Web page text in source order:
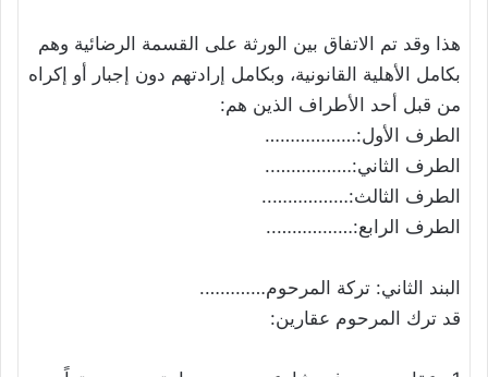
هذا وقد تم الاتفاق بين الورثة على القسمة الرضائية وهم
بكامل الأهلية القانونية، وبكامل إرادتهم دون إجبار أو إكراه
من قبل أحد الأطراف الذين هم:
الطرف الأول:………………
الطرف الثاني:……………..
الطرف الثالث:……………..
الطرف الرابع:……………..
البند الثاني: تركة المرحوم………….
قد ترك المرحوم عقارين: